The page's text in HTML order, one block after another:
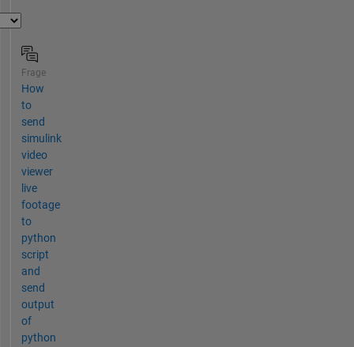
Frage
How
to
send
simulink
video
viewer
live
footage
to
python
script
and
send
output
of
python